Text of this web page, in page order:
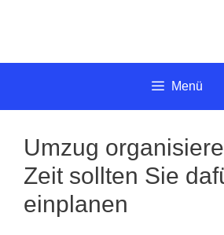
Menü
Umzug
Zeit sollten Sie
einplanen